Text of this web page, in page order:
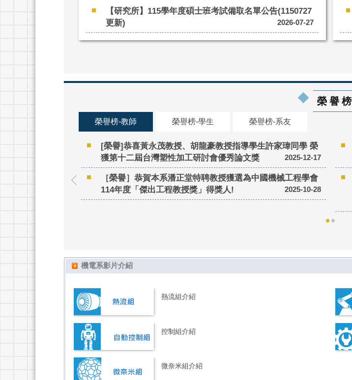
【研究所】115學年度碩士班考試備取名單公告(1150727
更新)
2026-07-27
榮譽榜
榮譽榜-教師 榮譽榜-學生 榮譽榜-系友
[榮譽]恭喜黃永茂教授、胡龍豪教授指導學生許家瑋同學 榮
獲第十二屆台灣塑性加工研討會優秀論文獎
2025-12-17
［榮譽］恭賀本系潘正堂特聘教授獲選為中國機械工程學會
114年度「傑出工程教授獎」得獎人!
2025-10-28
機電系影片介紹
熱流組介紹
控制組介紹
微奈米組介紹